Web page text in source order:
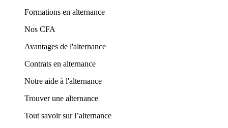
Formations en alternance
Nos CFA
Avantages de l'alternance
Contrats en alternance
Notre aide à l'alternance
Trouver une alternance
Tout savoir sur l’alternance